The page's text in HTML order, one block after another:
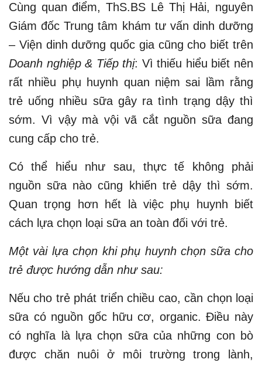
Cùng quan điểm, ThS.BS Lê Thị Hải, nguyên
Giám đốc Trung tâm khám tư vấn dinh dưỡng
– Viện dinh dưỡng quốc gia cũng cho biết trên
Doanh nghiệp & Tiếp thị: Vì thiếu hiểu biết nên
rất nhiều phụ huynh quan niệm sai lầm rằng
trẻ uống nhiều sữa gây ra tình trạng dậy thì
sớm. Vì vậy mà vội vã cắt nguồn sữa đang
cung cấp cho trẻ.
Có thể hiểu như sau, thực tế không phải
nguồn sữa nào cũng khiến trẻ dậy thì sớm.
Quan trọng hơn hết là việc phụ huynh biết
cách lựa chọn loại sữa an toàn đối với trẻ.
Một vài lựa chọn khi phụ huynh chọn sữa cho
trẻ được hướng dẫn như sau:
Nếu cho trẻ phát triển chiều cao, cần chọn loại
sữa có nguồn gốc hữu cơ, organic. Điều này
có nghĩa là lựa chọn sữa của những con bò
được chăn nuôi ở môi trường trong lành,